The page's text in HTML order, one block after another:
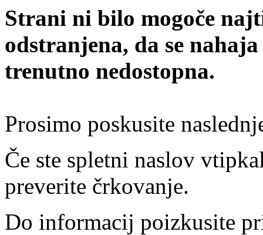
Strani ni bilo mogoče
odstranjena, da se
trenutno nedostopna.
Prosimo poskusite
Če ste spletni naslov
preverite črkovanje.
Do informacij poizkusite